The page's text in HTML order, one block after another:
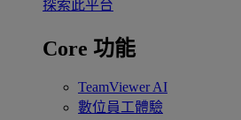
探索此平台
Core 功能
TeamViewer AI
數位員工體驗